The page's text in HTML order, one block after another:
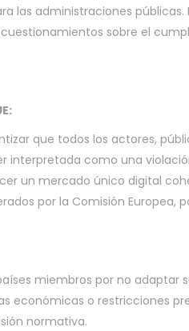
las administraciones públicas.
sobre el
que todos los actores,
interpretada como una
un mercado único digital
por la Comisión Europea,
miembros por no adaptar
económicas o restricciones
normativa.